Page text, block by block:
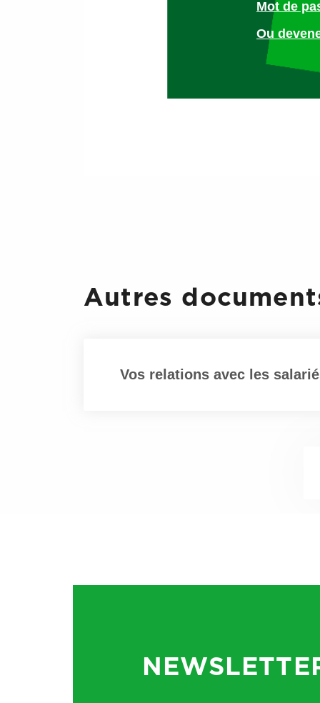
Soyez très vigilant sur la
d’avoir au préalable,
Mot de
Ou
Autres
Vos relations avec les